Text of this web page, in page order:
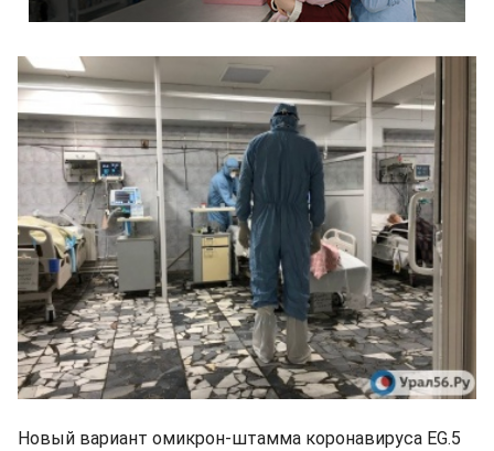
Новый вариант омикрон-штамма коронавируса EG.5